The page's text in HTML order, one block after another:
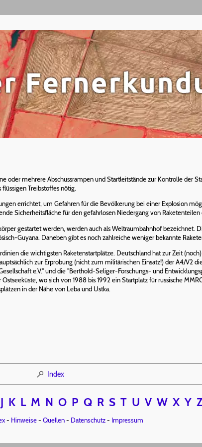
oder mehrere Abschussrampen und Startleitstände zur Kontrolle der
Treibstoffes nötig.
errichtet, um Gefahren für die Bevölkerung bei einer Explosion
Sicherheitsfläche für den gefahrlosen Niedergang von Raketenteilen
gestartet werden, werden auch als Weltraumbahnhof bezeichnet.
Guyana. Daneben gibt es noch zahlreiche weniger bekannte
die wichtigsten Raketenstartplätze. Deutschland hat zur Zeit
zur Erprobung (nicht zum militärischen Einsatz!) der A4/V2
e.V." und die "Berthold-Seliger-Forschungs- und
wo sich von 1988 bis 1992 ein Startplatz für russische
in der Nähe von Leba und Ustka.
Index
J K L M N O P Q R S T U V W X Y Z
- Hinweise- Quellen- Datenschutz- Impressum